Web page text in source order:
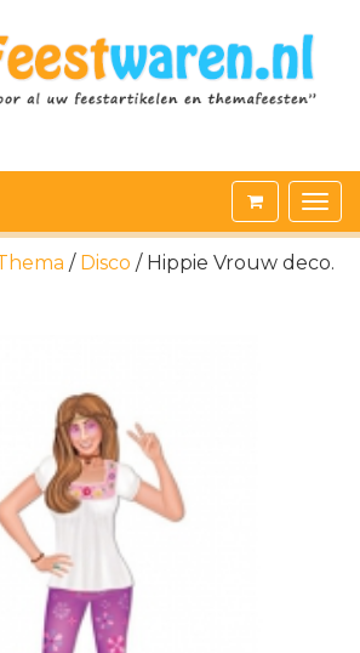
/ Disco / Hippie Vrouw deco.